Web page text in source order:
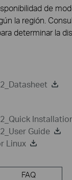
de
la región.
determinar la
Guide
Linux
FAQ